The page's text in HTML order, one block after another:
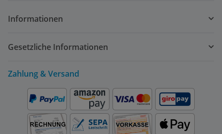
Informationen
Gesetzliche Informationen
Zahlung & Versand